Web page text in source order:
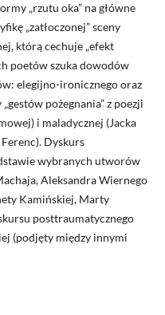
„rzutu oka” na główne
„zatłoczonej” sceny
którą cechuje „efekt
poetów szuka dowodów
elegijno-ironicznego oraz
pożegnania” z poezji
i maladycznej (Jacka
Dyskurs
wybranych utworów
Aleksandra Wiernego
Kamińskiej, Marty
posttraumatycznego
(podjęty między innymi